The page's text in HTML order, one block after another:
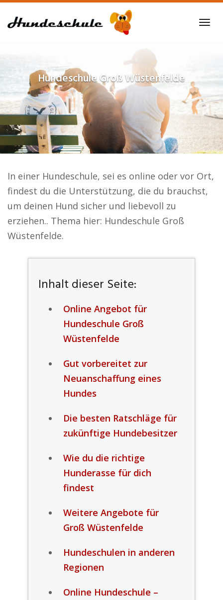
to
HundeschuleGroß Wüstenfelde
In einer Hundeschule, sei es online oder vor Ort,
findest du die Unterstützung, die du brauchst,
um deinen Hund sicher und liebevoll zu
erziehen.. Thema hier: Hundeschule Groß
Wüstenfelde.
Inhalt dieser Seite:
Online Angebot für
Hundeschule Groß
Wüstenfelde
Gut vorbereitet zur
Neuanschaffung eines
Hundes
Die besten Ratschläge für
zukünftige Hundebesitzer
Wie du die richtige
Hunderasse für dich
findest
Weitere Angebote für
Groß Wüstenfelde
Hundeschulen in anderen
Regionen
Online Hundeschule –